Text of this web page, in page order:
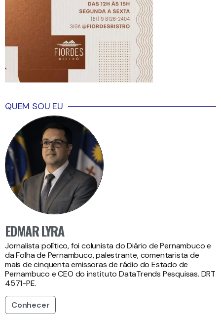
QUEM SOU EU
EDMAR LYRA
Jornalista político, foi colunista do Diário de Pernambuco e
da Folha de Pernambuco, palestrante, comentarista de
mais de cinquenta emissoras de rádio do Estado de
Pernambuco e CEO do instituto DataTrends Pesquisas. DRT
4571-PE.
Conhecer